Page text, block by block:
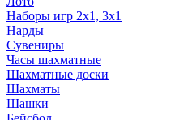
Наборы игр 2х1, 3х1
Нарды
Сувениры
Часы шахматные
Шахматные доски
Шахматы
Шашки